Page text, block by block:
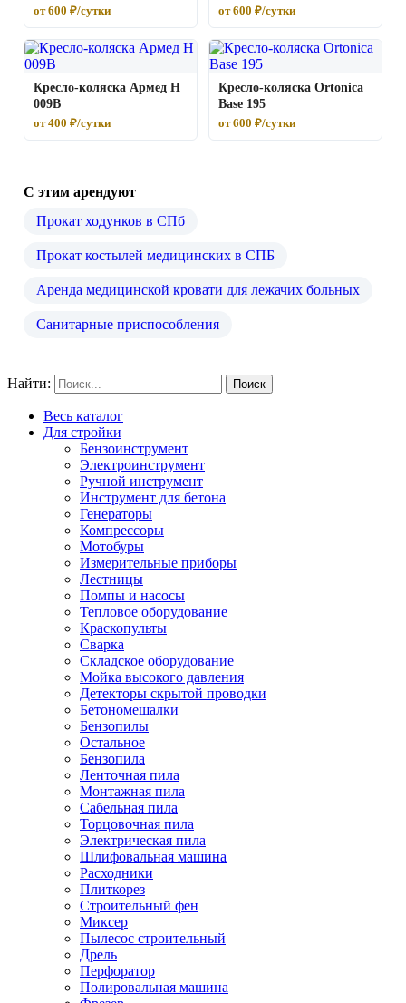
от 600 ₽/сутки от 600 ₽/сутки
Кресло-коляска Армед H
009B
от 400 ₽/сутки
Кресло-коляска Ortonica
Base 195
от 600 ₽/сутки
С этим арендуют
Прокат ходунков в СПб
Прокат костылей медицинских в СПБ
Аренда медицинской кровати для лежачих больных
Санитарные приспособления
Найти:
Весь каталог
Для стройки
Бензоинструмент
Электроинструмент
Ручной инструмент
Инструмент для бетона
Генераторы
Компрессоры
Мотобуры
Измерительные приборы
Лестницы
Помпы и насосы
Тепловое оборудование
Краскопульты
Сварка
Складское оборудование
Мойка высокого давления
Детекторы скрытой проводки
Бетономешалки
Бензопилы
Остальное
Бензопила
Ленточная пила
Монтажная пила
Сабельная пила
Торцовочная пила
Электрическая пила
Шлифовальная машина
Расходники
Плиткорез
Строительный фен
Миксер
Пылесос строительный
Дрель
Перфоратор
Полировальная машина